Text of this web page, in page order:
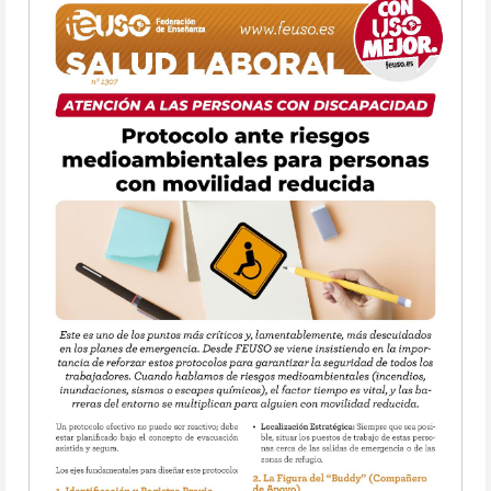
Los convenios colectivos de empresa o grupos
de empresa únicamente tendrán prioridad
aplicativa respecto del presente convenio estatal
o respecto de los convenios autonómicos en las
materias contempladas por el artículo 84.2 del
Estatuto de los Trabajadores. Las demás
materias serán consideradas como condiciones
indisponibles por los convenios de empresa o
grupos de empresa, que incurrirán en
concurrencia de convenios en caso de regular de
forma distinta lo dispuesto en el presente
convenio sectorial.
Estas condiciones restrictivas se mantendrán en
todos los convenios colectivos que puedan
negociarse.
Asimismo, y en el supuesto de negociaciones de